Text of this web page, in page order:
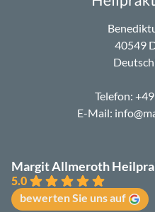
Margit Allmeroth
5.0
bewerten Sie uns auf
40549
Telefon:
E-Mail: